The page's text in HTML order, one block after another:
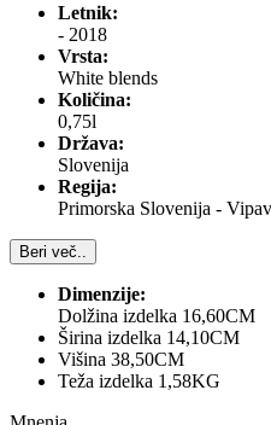
Letnik:
- 2018
Vrsta:
White blends
Količina:
0,75l
Država:
Slovenija
Regija:
Primorska Slovenija -
Beri več..
Dimenzije:
Dolžina izdelka 16,60CM
Širina izdelka 14,10CM
Višina 38,50CM
Teža izdelka 1,58KG